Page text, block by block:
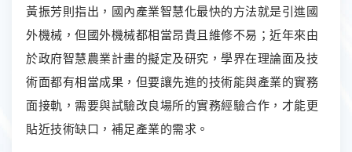
黃振芳則指出，國內產業智慧化最快的方法就是引進國
外機械，但國外機械都相當昂貴且維修不易；近年來由
於政府智慧農業計畫的擬定及研究，學界在理論面及技
術面都有相當成果，但要讓先進的技術能與產業的實務
面接軌，需要與試驗改良場所的實務經驗合作，才能更
貼近技術缺口，補足產業的需求。